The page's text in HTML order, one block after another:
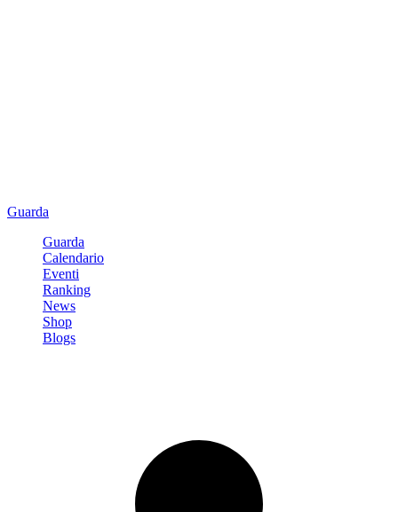
Guarda
Guarda
Calendario
Eventi
Ranking
News
Shop
Blogs